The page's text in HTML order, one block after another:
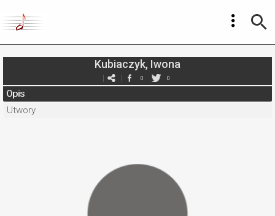
Kubiaczyk, Iwona
0 0
Opis
Utwory